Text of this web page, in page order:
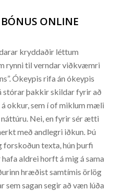
ONLINE
kryddaðir léttum
rynni til verndar viðkvæmri
Ókeypis rifa án ókeypis
stórar þakkir skildar fyrir að
okkur, sem í of miklum mæli
Nei, en fyrir sér ætti
með andlegri iðkun. Þú
forskoðun texta, hún þurfi
aldrei horft á mig á sama
hræðist samtímis örlög
sem sagan segir að væn lúða